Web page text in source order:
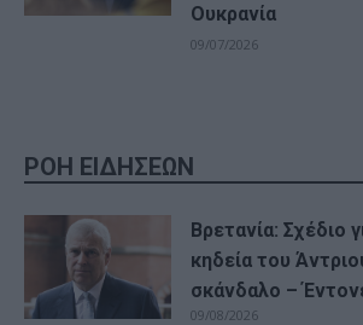
Ουκρανία
09/07/2026
ΡΟΗ ΕΙΔΗΣΕΩΝ
Βρετανία: Σχέδιο
κηδεία του
σκάνδαλο –
09/08/2026